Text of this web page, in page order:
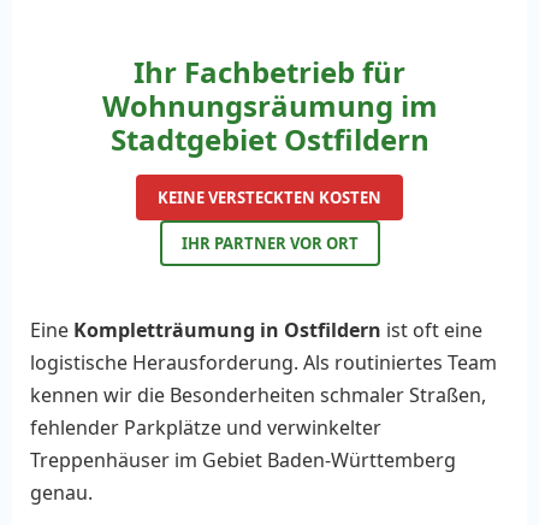
Ihr Fachbetrieb für
Wohnungsräumung im
Stadtgebiet Ostfildern
KEINE VERSTECKTEN KOSTEN
IHR PARTNER VOR ORT
Eine Kompletträumung in Ostfildern ist oft eine
logistische Herausforderung. Als routiniertes Team
kennen wir die Besonderheiten schmaler Straßen,
fehlender Parkplätze und verwinkelter
Treppenhäuser im Gebiet Baden-Württemberg
genau.